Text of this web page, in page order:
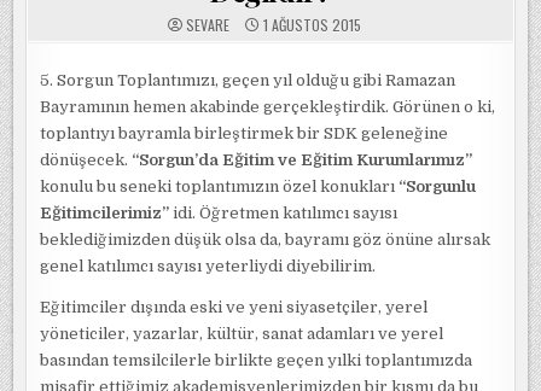
SEVARE 1 AĞUSTOS 2015
5. Sorgun Toplantımızı, geçen yıl olduğu gibi Ramazan
Bayramının hemen akabinde gerçekleştirdik. Görünen o ki,
toplantıyı bayramla birleştirmek bir SDK geleneğine
dönüşecek. “Sorgun’da Eğitim ve Eğitim Kurumlarımız”
konulu bu seneki toplantımızın özel konukları “Sorgunlu
Eğitimcilerimiz” idi. Öğretmen katılımcı sayısı
beklediğimizden düşük olsa da, bayramı göz önüne alırsak
genel katılımcı sayısı yeterliydi diyebilirim.
Eğitimciler dışında eski ve yeni siyasetçiler, yerel
yöneticiler, yazarlar, kültür, sanat adamları ve yerel
basından temsilcilerle birlikte geçen yılki toplantımızda
misafir ettiğimiz akademisyenlerimizden bir kısmı da bu